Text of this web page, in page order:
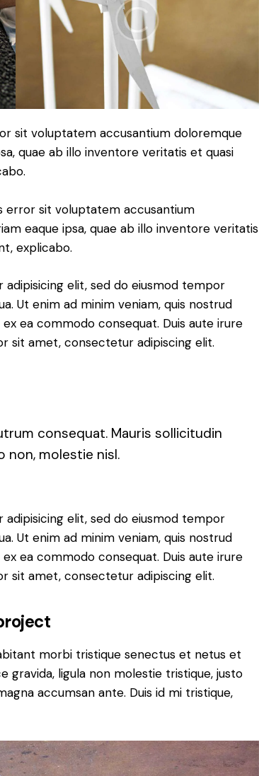
sit voluptatem accusantium doloremque
quae ab illo inventore veritatis et quasi
error sit voluptatem accusantium
eaque ipsa, quae ab illo inventore veritatis
explicabo.
elit, sed do eiusmod tempor
Ut enim ad minim veniam, quis nostrud
ea commodo consequat. Duis aute irure
sit amet, consectetur adipiscing elit.
consequat. Mauris sollicitudin
non, molestie nisl.
elit, sed do eiusmod tempor
Ut enim ad minim veniam, quis nostrud
ea commodo consequat. Duis aute irure
sit amet, consectetur adipiscing elit.
morbi tristique senectus et netus et
gravida, ligula non molestie tristique, justo
accumsan ante. Duis id mi tristique,